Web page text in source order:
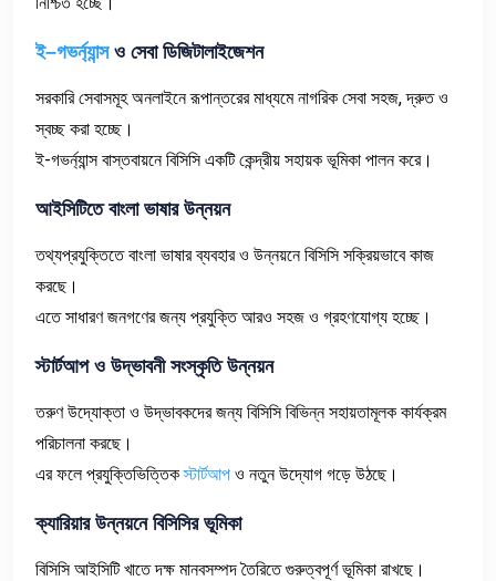
ই–গভর্ন্যান্স ও সেবা ডিজিটালাইজেশন
সরকারি সেবাসমূহ অনলাইনে রূপান্তরের মাধ্যমে নাগরিক সেবা সহজ, দ্রুত ও
স্বচ্ছ করা হচ্ছে।
ই-গভর্ন্যান্স বাস্তবায়নে বিসিসি একটি কেন্দ্রীয় সহায়ক ভূমিকা পালন করে।
আইসিটিতে বাংলা ভাষার উন্নয়ন
তথ্যপ্রযুক্তিতে বাংলা ভাষার ব্যবহার ও উন্নয়নে বিসিসি সক্রিয়ভাবে কাজ
করছে।
এতে সাধারণ জনগণের জন্য প্রযুক্তি আরও সহজ ও গ্রহণযোগ্য হচ্ছে।
স্টার্টআপ ও উদ্ভাবনী সংস্কৃতি উন্নয়ন
তরুণ উদ্যোক্তা ও উদ্ভাবকদের জন্য বিসিসি বিভিন্ন সহায়তামূলক কার্যক্রম
পরিচালনা করছে।
এর ফলে প্রযুক্তিভিত্তিকস্টার্টআপ ও নতুন উদ্যোগ গড়ে উঠছে।
ক্যারিয়ার উন্নয়নে বিসিসির ভূমিকা
বিসিসি আইসিটি খাতে দক্ষ মানবসম্পদ তৈরিতে গুরুত্বপূর্ণ ভূমিকা রাখছে।